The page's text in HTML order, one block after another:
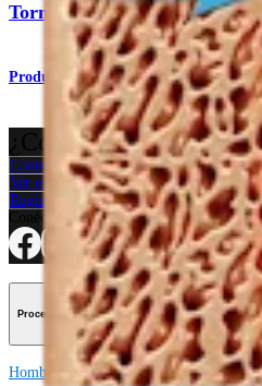
Tornillos de compresión
Producto
¿Cómo podemos
Contacte a un representante
Ver eventos, laboratorios y
Regístrese para recibir: ¿Qué hay de
Conéctese con nosotros
Procedimiento
Hombro RodillaCodoMano y muñecaPie